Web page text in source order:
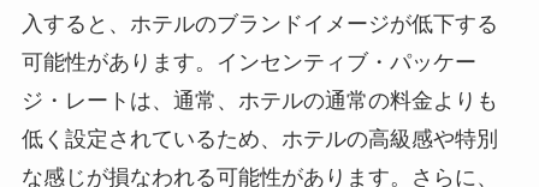
入すると、ホテルのブランドイメージが低下する
可能性があります。インセンティブ・パッケー
ジ・レートは、通常、ホテルの通常の料金よりも
低く設定されているため、ホテルの高級感や特別
な感じが損なわれる可能性があります。さらに、